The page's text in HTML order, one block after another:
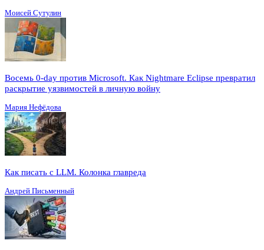
Моисей Сутулин
Восемь 0-day против Microsoft. Как Nightmare Eclipse превратил
раскрытие уязвимостей в личную войну
Мария Нефёдова
Как писать с LLM. Колонка главреда
Андрей Письменный